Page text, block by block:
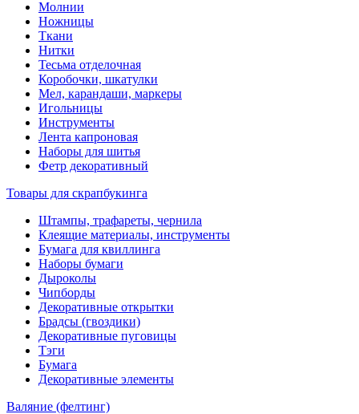
Молнии
Ножницы
Ткани
Нитки
Тесьма отделочная
Коробочки, шкатулки
Мел, карандаши, маркеры
Игольницы
Инструменты
Лента капроновая
Наборы для шитья
Фетр декоративный
Товары для скрапбукинга
Штампы, трафареты, чернила
Клеящие материалы, инструменты
Бумага для квиллинга
Наборы бумаги
Дыроколы
Чипборды
Декоративные открытки
Брадсы (гвоздики)
Декоративные пуговицы
Тэги
Бумага
Декоративные элементы
Валяние (фелтинг)